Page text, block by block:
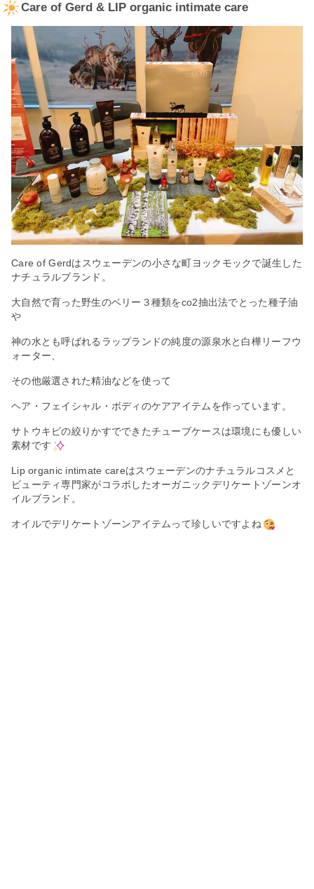
Care of Gerd & LIP organic intimate care
Care of Gerdはスウェーデンの小さな町ヨックモックで誕生した
ナチュラルブランド。
大自然で育った野生のベリー３種類をco2抽出法でとった種子油
や
神の水とも呼ばれるラップランドの純度の源泉水と白樺リーフウ
ォーター、
その他厳選された精油などを使って
ヘア・フェイシャル・ボディのケアアイテムを作っています。
サトウキビの絞りかすでできたチューブケースは環境にも優しい
素材です
Lip organic intimate careはスウェーデンのナチュラルコスメと
ビューティ専門家がコラボしたオーガニックデリケートゾーンオ
イルブランド。
オイルでデリケートゾーンアイテムって珍しいですよね